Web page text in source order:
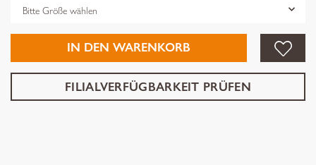
IN DEN WARENKORB
FILIALVERFÜGBARKEIT PRÜFEN